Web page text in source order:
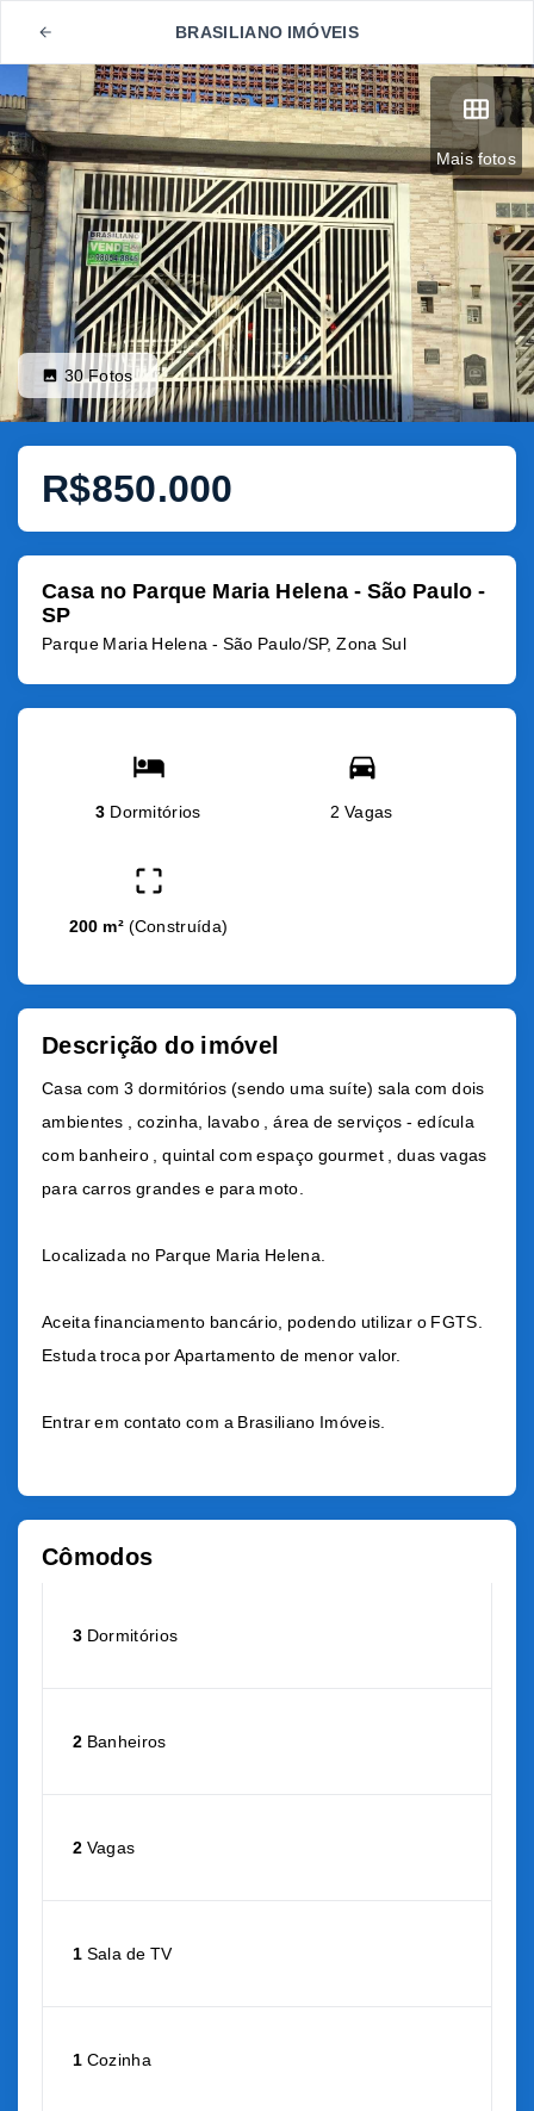
BRASILIANO IMÓVEIS
Mais fotos
30Fotos
R$850.000
Casa no Parque Maria Helena - São Paulo -
SP
Parque Maria Helena - São Paulo/SP, Zona Sul
3 Dormitórios 2 Vagas
200 m² (Construída)
Descrição do imóvel
Casa com 3 dormitórios (sendo uma suíte) sala com dois
ambientes , cozinha, lavabo , área de serviços - edícula
com banheiro , quintal com espaço gourmet , duas vagas
para carros grandes e para moto.
Localizada no Parque Maria Helena.
Aceita financiamento bancário, podendo utilizar o FGTS.
Estuda troca por Apartamento de menor valor.
Entrar em contato com a Brasiliano Imóveis.
Cômodos
3 Dormitórios
2 Banheiros
2 Vagas
1 Sala de TV
1 Cozinha